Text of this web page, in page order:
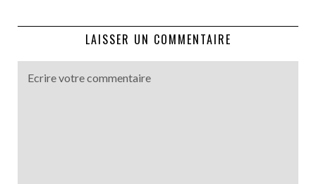
LAISSER UN COMMENTAIRE